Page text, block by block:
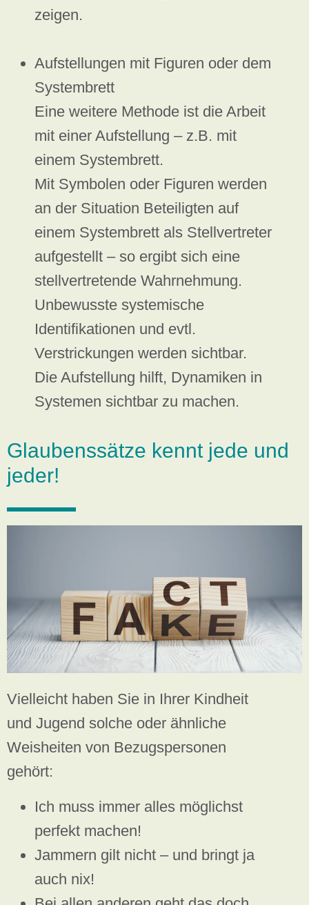
zeigen.
Aufstellungen mit Figuren oder dem
Systembrett
Eine weitere Methode ist die Arbeit
mit einer Aufstellung – z.B. mit
einem Systembrett.
Mit Symbolen oder Figuren werden
an der Situation Beteiligten auf
einem Systembrett als Stellvertreter
aufgestellt – so ergibt sich eine
stellvertretende Wahrnehmung.
Unbewusste systemische
Identifikationen und evtl.
Verstrickungen werden sichtbar.
Die Aufstellung hilft, Dynamiken in
Systemen sichtbar zu machen.
Glaubenssätze kennt jede und
jeder!
Vielleicht haben Sie in Ihrer Kindheit
und Jugend solche oder ähnliche
Weisheiten von Bezugspersonen
gehört:
Ich muss immer alles möglichst
perfekt machen!
Jammern gilt nicht – und bringt ja
auch nix!